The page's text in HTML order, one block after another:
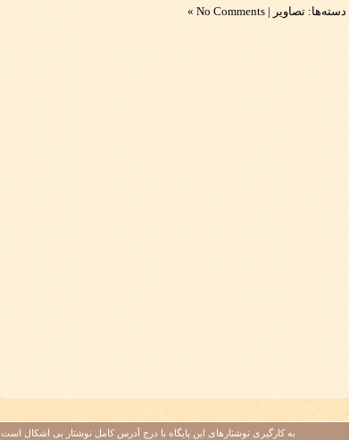
دسته‌ها:تصاویر |
No Comments »
به کارگيری نوشتارهای اين پايگاه با درج آدرس کامل نوشتار بی اشکال است